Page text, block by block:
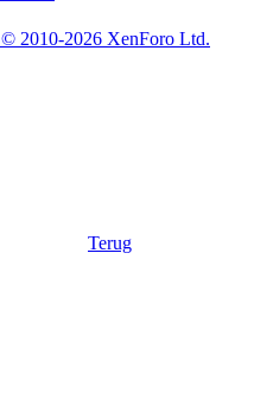
© 2010-2026 XenForo Ltd.
Terug